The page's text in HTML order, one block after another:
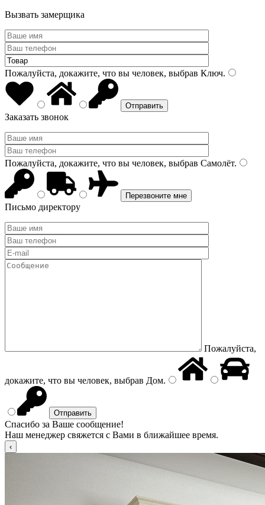
Вызвать замерщика
Пожалуйста, докажите, что вы человек, выбрав Ключ.
Заказать звонок
Пожалуйста, докажите, что вы человек, выбрав Самолёт.
Письмо директору
Пожалуйста,
докажите, что вы человек, выбрав Дом.
Спасибо за Ваше сообщение!
Наш менеджер свяжется с Вами в ближайшее время.